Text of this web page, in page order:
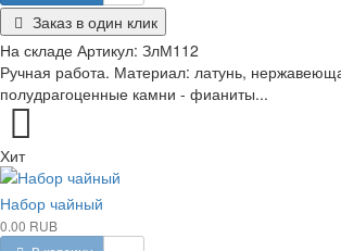
Заказ в один клик
На складе Артикул: ЗлМ112
Ручная работа. Материал: латунь,
полудрагоценные камни - фианиты...
Хит
Набор чайный
0.00 RUB